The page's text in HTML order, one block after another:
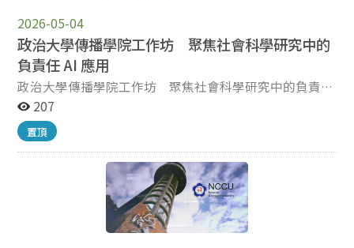
並為 Journal of Advertising 與 International Journal of
Advertising 編委會成員。 【講座內容】本講座將探討消
費者在不同傳播情境中，如何對 AI 生成廣告內容、實體
AI（如人形機器人與具身 AI 技術），以及具有人類特徵的
AI agents 產生心理反應。內容將特別關注消費者心理如
何影響說服效果，以及消費者對新興 AI 傳播策略的回
應。透過相關研究與案例，本講座亦將進一步討論在代理
式 AI 時代下，AI 驅動廣告、消費者心理，以及人機互動
的未來發展與挑戰。 報名連結：https://reurl.cc/DxDzRe
2026-05-04
政治大學傳播學院工作坊 聚焦社會科學研究中的
負責任 AI 應用
政治大學傳播學院工作坊 聚焦社會科學研究中的負責任
AI 應用 國立政治大學傳播學院於 5 月 1 日舉辦「Thesis &
Research Project Development Workshop II:
Responsible AI in Social Science Research: Methods,
Applications, and Ethics」。本工作坊由「國家重點領域
國際合作聯盟（University Academic Alliances in
Taiwan, UAAT）」計畫支持，邀請美國德州大學奧斯汀分
校 Dr. Natalie Stroud 與香港中文大學 Dr. Hsuan-Ting
Chen 擔任講者，帶領碩、博士生探討人工智慧如何以負
207
置頂